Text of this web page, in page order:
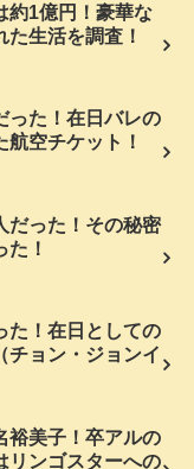
約1億円！豪華な
た生活を調査！
った！在日バレの
空チケット！
だった！その秘密
！
た！在日としての
チョン・ジョンイ
裕美子！卒アルの
リンゴスターへの